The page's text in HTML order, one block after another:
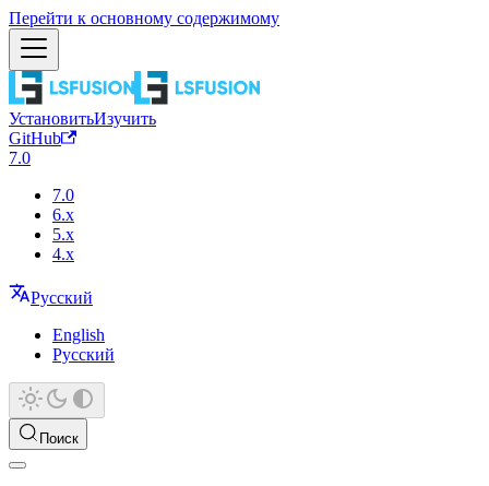
Перейти к основному содержимому
УстановитьИзучить
GitHub
7.0
7.0
6.x
5.x
4.x
Русский
English
Русский
Поиск